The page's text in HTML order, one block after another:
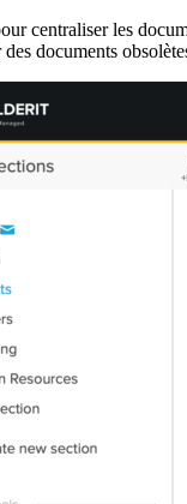
centraliser les
des documents